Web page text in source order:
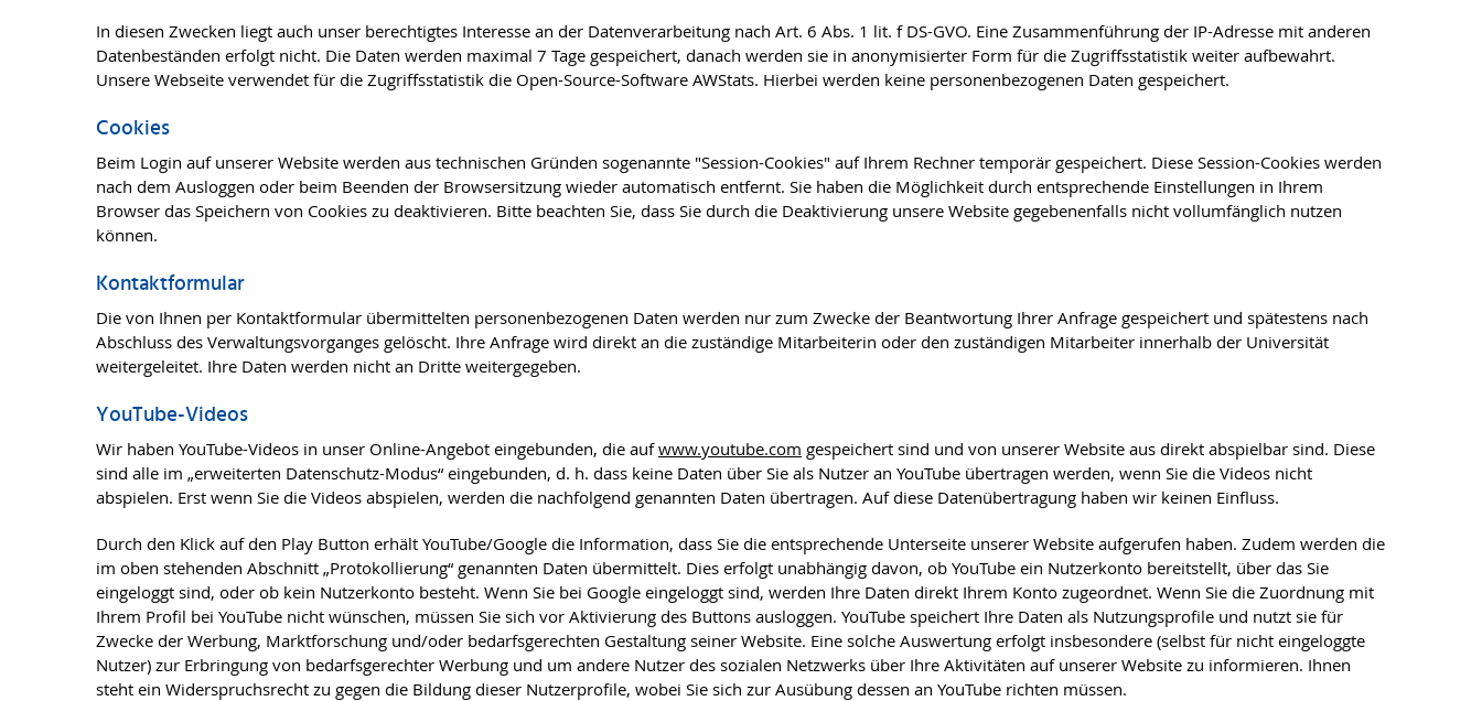
In diesen Zwecken liegt auch unser berechtigtes Interesse an der Datenverarbeitung nach Art. 6 Abs. 1 lit. f DS-GVO. Eine Zusammenführung der IP-Adresse mit anderen
Datenbeständen erfolgt nicht. Die Daten werden maximal 7 Tage gespeichert, danach werden sie in anonymisierter Form für die Zugriffsstatistik weiter aufbewahrt.
Unsere Webseite verwendet für die Zugriffsstatistik die Open-Source-Software AWStats. Hierbei werden keine personenbezogenen Daten gespeichert.
Cookies
Beim Login auf unserer Website werden aus technischen Gründen sogenannte "Session-Cookies" auf Ihrem Rechner temporär gespeichert. Diese Session-Cookies werden
nach dem Ausloggen oder beim Beenden der Browsersitzung wieder automatisch entfernt. Sie haben die Möglichkeit durch entsprechende Einstellungen in Ihrem
Browser das Speichern von Cookies zu deaktivieren. Bitte beachten Sie, dass Sie durch die Deaktivierung unsere Website gegebenenfalls nicht vollumfänglich nutzen
können.
Kontaktformular
Die von Ihnen per Kontaktformular übermittelten personenbezogenen Daten werden nur zum Zwecke der Beantwortung Ihrer Anfrage gespeichert und spätestens nach
Abschluss des Verwaltungsvorganges gelöscht. Ihre Anfrage wird direkt an die zuständige Mitarbeiterin oder den zuständigen Mitarbeiter innerhalb der Universität
weitergeleitet. Ihre Daten werden nicht an Dritte weitergegeben.
YouTube-Videos
Wir haben YouTube-Videos in unser Online-Angebot eingebunden, die aufwww.youtube.com gespeichert sind und von unserer Website aus direkt abspielbar sind. Diese
sind alle im „erweiterten Datenschutz-Modus“ eingebunden, d. h. dass keine Daten über Sie als Nutzer an YouTube übertragen werden, wenn Sie die Videos nicht
abspielen. Erst wenn Sie die Videos abspielen, werden die nachfolgend genannten Daten übertragen. Auf diese Datenübertragung haben wir keinen Einfluss.
Durch den Klick auf den Play Button erhält YouTube/Google die Information, dass Sie die entsprechende Unterseite unserer Website aufgerufen haben. Zudem werden die
im oben stehenden Abschnitt „Protokollierung“ genannten Daten übermittelt. Dies erfolgt unabhängig davon, ob YouTube ein Nutzerkonto bereitstellt, über das Sie
eingeloggt sind, oder ob kein Nutzerkonto besteht. Wenn Sie bei Google eingeloggt sind, werden Ihre Daten direkt Ihrem Konto zugeordnet. Wenn Sie die Zuordnung mit
Ihrem Profil bei YouTube nicht wünschen, müssen Sie sich vor Aktivierung des Buttons ausloggen. YouTube speichert Ihre Daten als Nutzungsprofile und nutzt sie für
Zwecke der Werbung, Marktforschung und/oder bedarfsgerechten Gestaltung seiner Website. Eine solche Auswertung erfolgt insbesondere (selbst für nicht eingeloggte
Nutzer) zur Erbringung von bedarfsgerechter Werbung und um andere Nutzer des sozialen Netzwerks über Ihre Aktivitäten auf unserer Website zu informieren. Ihnen
steht ein Widerspruchsrecht zu gegen die Bildung dieser Nutzerprofile, wobei Sie sich zur Ausübung dessen an YouTube richten müssen.